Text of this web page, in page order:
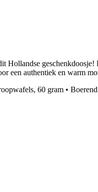
Hollandse
een authentiek en warm
60 gram •